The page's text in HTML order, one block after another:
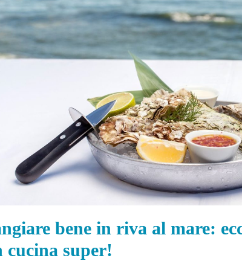
bene in riva al mare:
cucina super!